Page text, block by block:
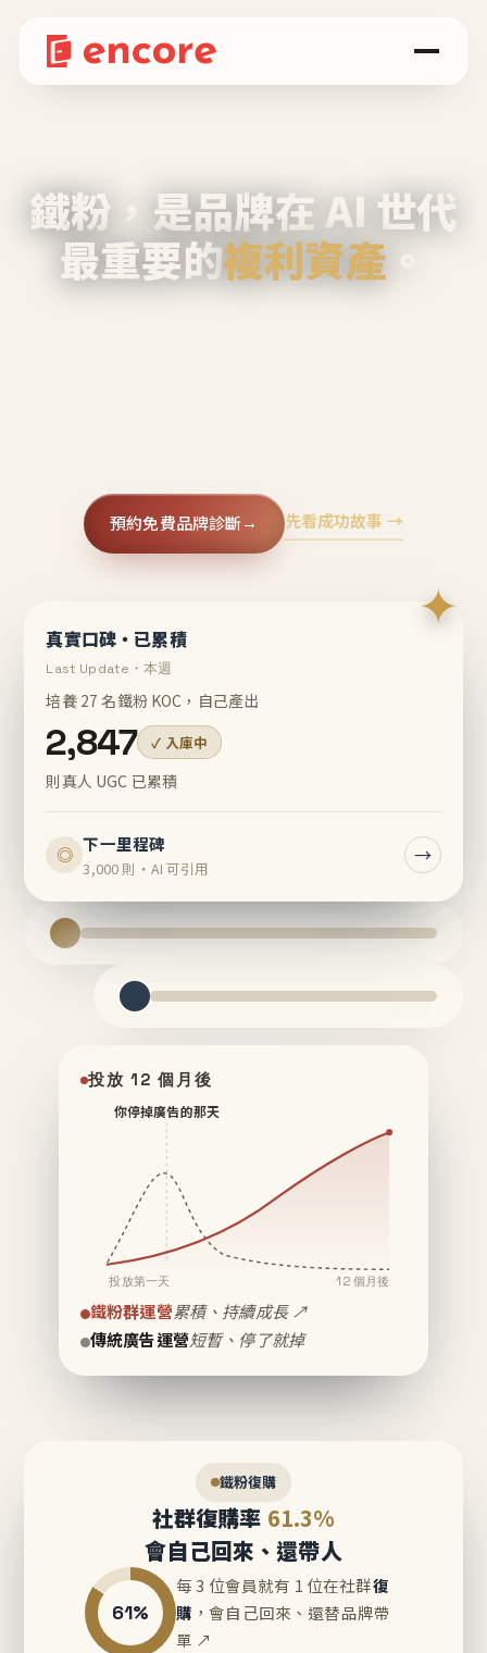
鐵粉，是品牌在 AI 世代
最重要的複利資產 。
預約免費品牌診斷→ 先看成功故事 →
✦
真實口碑・已累積
Last Update・本週
培養 27 名鐵粉 KOC，自己產出
2,847 ✓ 入庫中
則真人 UGC 已累積
◎ 下一里程碑
3,000 則・AI 可引用
→
投放 12 個月後
你停掉廣告的那天
投放第一天 12 個月後
鐵粉群運營累積、持續成長 ↗
傳統廣告運營短暫、停了就掉
鐵粉復購
社群復購率 61.3%
會自己回來、還帶人
61%
每 3 位會員就有 1 位在社群復
購 ，會自己回來、還替品牌帶
單 ↗